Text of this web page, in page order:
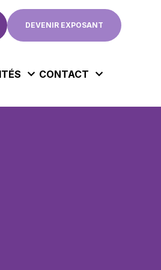
DEVENIR EXPOSANT
CONTACT